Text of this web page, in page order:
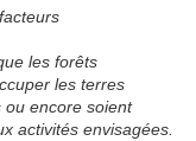
les forêts
les terres
ou encore soient
activités envisagées.